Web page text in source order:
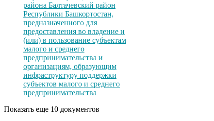
района Балтачевский район
Республики Башкортостан,
предназначенного для
предоставления во владение и
(или) в пользование субъектам
малого и среднего
предпринимательства и
организациям, образующим
инфраструктуру поддержки
субъектов малого и среднего
предпринимательства
Показать еще 10 документов